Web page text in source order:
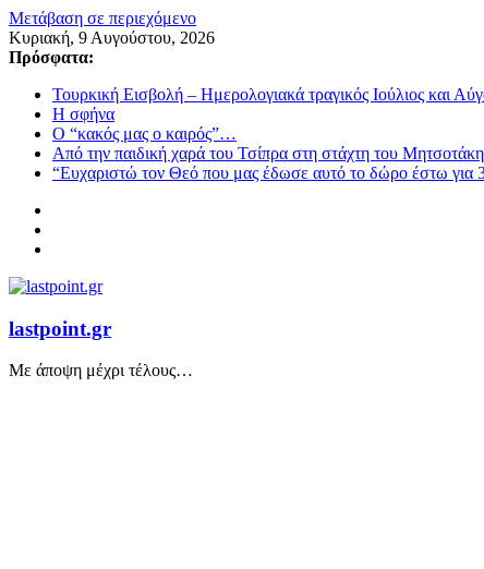
Μετάβαση σε περιεχόμενο
Κυριακή, 9 Αυγούστου, 2026
Πρόσφατα:
Τουρκική Εισβολή – Ημερολογιακά τραγικός Ιούλιος και
Η σφήνα
Ο “κακός μας ο καιρός”…
Από την παιδική χαρά του Τσίπρα στη στάχτη του Μητσοτάκη
“Ευχαριστώ τον Θεό που μας έδωσε αυτό το δώρο έστω για
lastpoint.gr
Με άποψη μέχρι τέλους…